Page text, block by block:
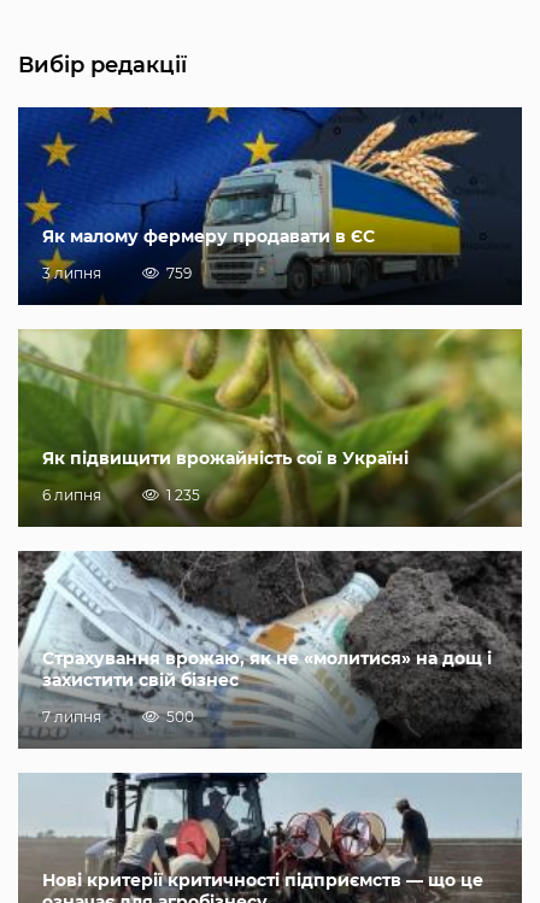
Вибір редакції
Як малому фермеру продавати в ЄС
3 липня 759
Як підвищити врожайність сої в Україні
6 липня 1 235
Страхування врожаю, як не «молитися» на дощ і
захистити свій бізнес
7 липня 500
Нові критерії критичності підприємств — що це